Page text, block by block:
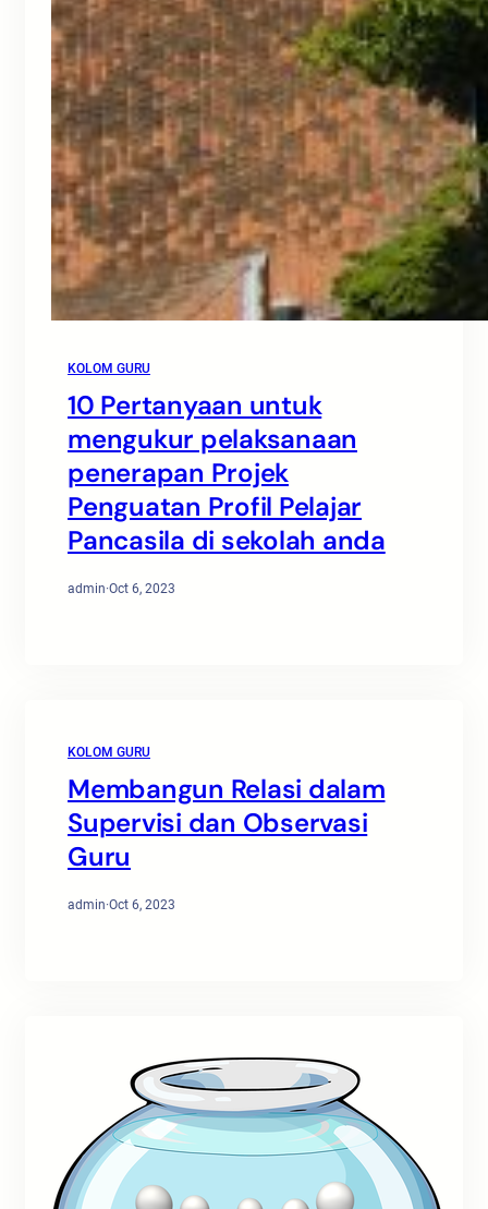
KOLOM GURU
10 Pertanyaan untuk
mengukur pelaksanaan
penerapan Projek
Penguatan Profil Pelajar
Pancasila di sekolah anda
admin·Oct 6, 2023
KOLOM GURU
Membangun Relasi dalam
Supervisi dan Observasi
Guru
admin·Oct 6, 2023